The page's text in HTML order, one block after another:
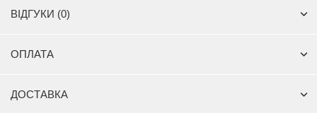
ВІДГУКИ (0)
ОПЛАТА
ДОСТАВКА